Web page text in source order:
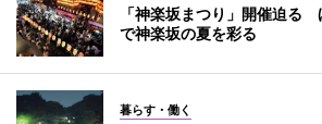
「神楽坂まつり」開催迫る
で神楽坂の夏を彩る
暮らす・働く